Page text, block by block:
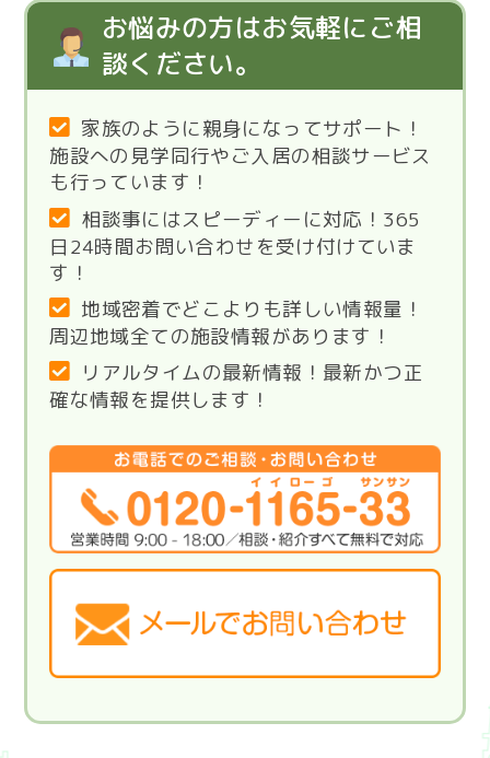
お悩みの方はお気軽にご相
談ください。
家族のように親身になってサポート！
施設への見学同行やご入居の相談サービス
も行っています！
相談事にはスピーディーに対応！365
日24時間お問い合わせを受け付けていま
す！
地域密着でどこよりも詳しい情報量！
周辺地域全ての施設情報があります！
リアルタイムの最新情報！最新かつ正
確な情報を提供します！